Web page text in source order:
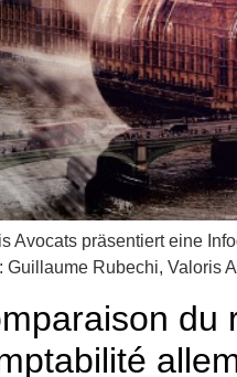
Avocats präsentiert eine
Guillaume Rubechi, Valoris
du